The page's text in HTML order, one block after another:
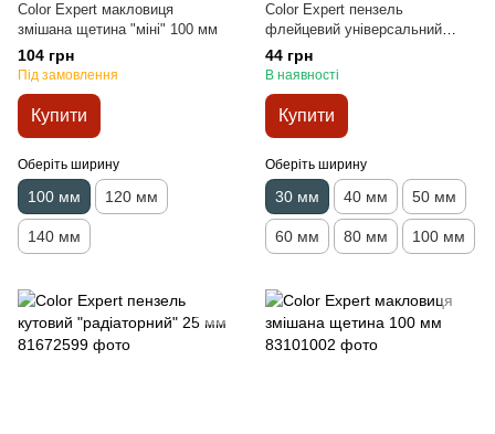
Color Expert макловиця
змішана щетина "міні" 100 мм
104 грн
Під замовлення
Купити
Оберіть ширину
100 мм 120 мм
140 мм
Color Expert пензель
флейцевий універсальний
змішана щетина S9 30 мм
44 грн
В наявності
Купити
Оберіть ширину
30 мм 40 мм 50 мм
60 мм 80 мм 100 мм